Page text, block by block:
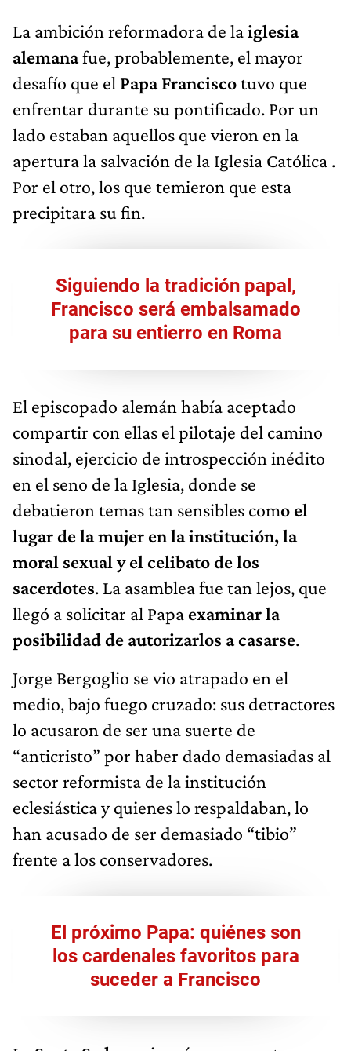
La ambición reformadora de laiglesia
alemanafue, probablemente, el mayor
desafío que el Papa Franciscotuvo que
enfrentar durante su pontificado. Por un
lado estaban aquellos que vieron en la
apertura la salvación de la Iglesia Católica .
Por el otro, los que temieron que esta
precipitara su fin.
Siguiendo la tradición papal,
Francisco será embalsamado
para su entierro en Roma
El episcopado alemán había aceptado
compartir con ellas el pilotaje del camino
sinodal, ejercicio de introspección inédito
en el seno de la Iglesia, donde se
debatieron temas tan sensibles como el
lugar de la mujer en la institución, la
moral sexual y el celibato de los
sacerdotes. La asamblea fue tan lejos, que
llegó a solicitar al Papa examinar la
posibilidad de autorizarlos a casarse.
Jorge Bergoglio se vio atrapado en el
medio, bajo fuego cruzado: sus detractores
lo acusaron de ser una suerte de
“anticristo” por haber dado demasiadas al
sector reformista de la institución
eclesiástica y quienes lo respaldaban, lo
han acusado de ser demasiado “tibio”
frente a los conservadores.
El próximo Papa: quiénes son
los cardenales favoritos para
suceder a Francisco